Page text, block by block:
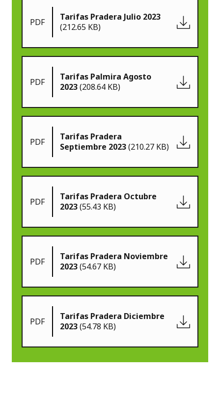
PDF
Tarifas Pradera Julio 2023
(212.65 KB)
PDF
Tarifas Palmira Agosto
2023(208.64 KB)
PDF
Tarifas Pradera
Septiembre 2023(210.27 KB)
PDF
Tarifas Pradera Octubre
2023(55.43 KB)
PDF
Tarifas Pradera Noviembre
2023(54.67 KB)
PDF
Tarifas Pradera Diciembre
2023(54.78 KB)